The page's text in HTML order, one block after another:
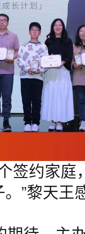
签约家庭
”黎天王